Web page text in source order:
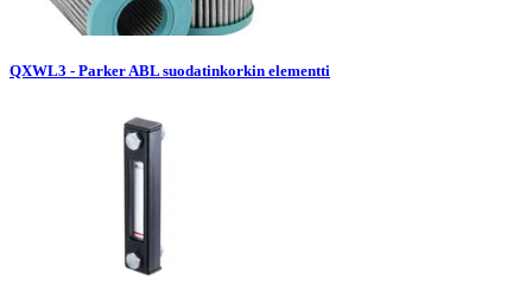
QXWL3 - Parker ABL suodatinkorkin elementti